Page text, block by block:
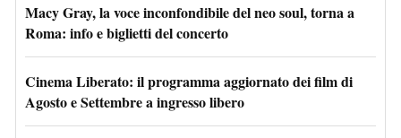
Macy Gray, la voce inconfondibile del neo soul, torna a
Roma: info e biglietti del concerto
Cinema Liberato: il programma aggiornato dei film di
Agosto e Settembre a ingresso libero